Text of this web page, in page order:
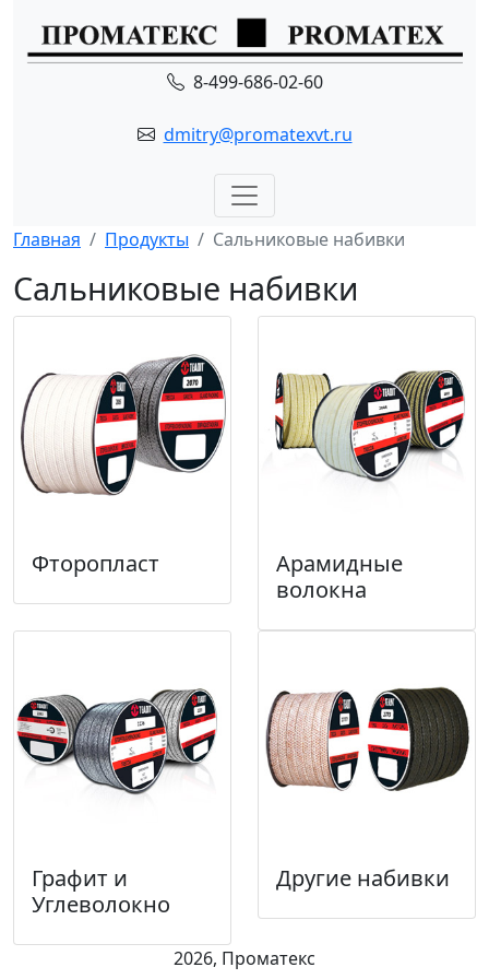
8-499-686-02-60
dmitry@promatexvt.ru
Главная Продукты Сальниковые набивки
Сальниковые набивки
Фторопласт
Арамидные
волокна
Графит и
Углеволокно
Другие набивки
2026, Проматекс